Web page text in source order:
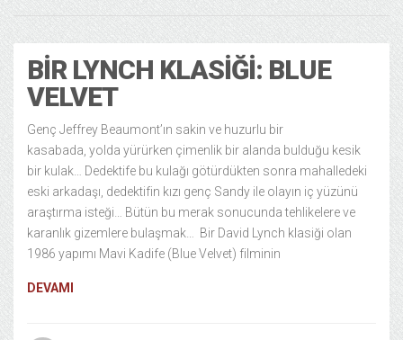
BIR LYNCH KLASIĞI: BLUE
VELVET
Genç Jeffrey Beaumont’ın sakin ve huzurlu bir
kasabada, yolda yürürken çimenlik bir alanda bulduğu kesik
bir kulak… Dedektife bu kulağı götürdükten sonra mahalledeki
eski arkadaşı, dedektifin kızı genç Sandy ile olayın iç yüzünü
araştırma isteği… Bütün bu merak sonucunda tehlikelere ve
karanlık gizemlere bulaşmak… Bir David Lynch klasiği olan
1986 yapımı Mavi Kadife (Blue Velvet) filminin
DEVAMI